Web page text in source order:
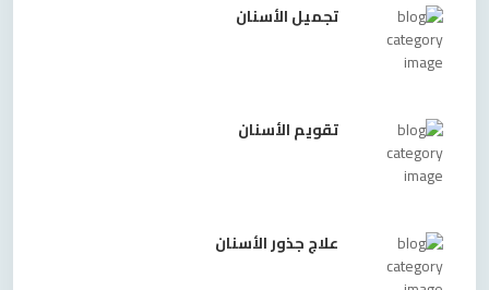
تجميل الأسنان
تقويم الأسنان
علاج جذور الأسنان